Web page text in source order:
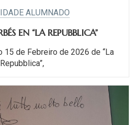
ALUMNADO
EN “LA REPUBBLICA”
15 de Febreiro de 2026 de “La
Repubblica”,